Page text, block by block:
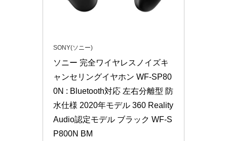
SONY(ソニー)
ソニー 完全ワイヤレスノイズキ
ャンセリングイヤホン WF-SP80
0N : Bluetooth対応 左右分離型 防
水仕様 2020年モデル 360 Reality
Audio認定モデル ブラック WF-S
P800N BM